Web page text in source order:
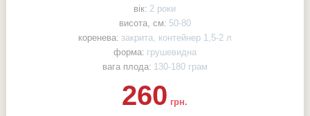
вік: 2 роки
висота, см: 50-80
коренева: закрита, контейнер 1,5-2 л
форма: грушевидна
вага плода: 130-180 грам
260 грн.